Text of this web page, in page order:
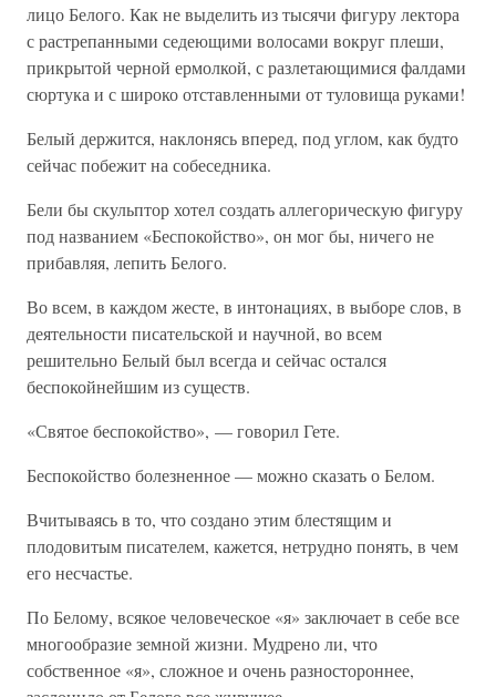
лицо Белого. Как не выделить из тысячи фигуру лектора
с растрепанными седеющими волосами вокруг плеши,
прикрытой черной ермолкой, с разлетающимися фалдами
сюртука и с широко отставленными от туловища руками!
Белый держится, наклонясь вперед, под углом, как будто
сейчас побежит на собеседника.
Бели бы скульптор хотел создать аллегорическую фигуру
под названием «Беспокойство», он мог бы, ничего не
прибавляя, лепить Белого.
Во всем, в каждом жесте, в интонациях, в выборе слов, в
деятельности писательской и научной, во всем
решительно Белый был всегда и сейчас остался
беспокойнейшим из существ.
«Святое беспокойство», — говорил Гете.
Беспокойство болезненное — можно сказать о Белом.
Вчитываясь в то, что создано этим блестящим и
плодовитым писателем, кажется, нетрудно понять, в чем
его несчастье.
По Белому, всякое человеческое «я» заключает в себе все
многообразие земной жизни. Мудрено ли, что
собственное «я», сложное и очень разностороннее,